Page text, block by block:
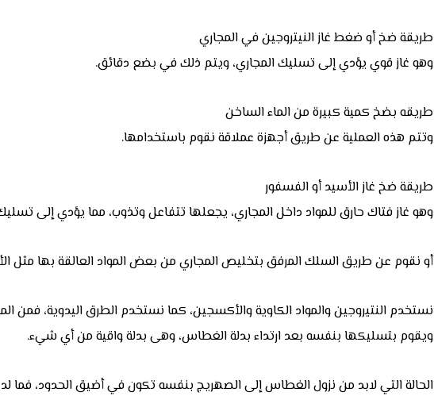
طريقة ضخ أو ضغط غاز النيتروجين في المجاري
وهو غاز قوي يؤدي إلى تسليك المجاري، ويتم ذلك في بضع دقائق.
طريقه بضخ كمية كبيرة من الماء الساخن
وتتم هذه العملية عن طريق أجهزة عملاقة نقوم باستخدامها.
طريقة ضخ غاز الأسيد أو الفسفور
وهو غاز فتاك حارق للمواد داخل المجاري، يجعلها تتفاعل وتذوب، مما يؤدي إلى
أو نقوم عن طريق السلك المرفق بتخليص المجاري من بعض المواد العالقة بها مثل
نستخدم النتيروجين والمواد الكاوية والأكسجين، كما نستخدم الطرق اليدوية،
ويقوم بتسليكها بنفسه بعد ارتداء بدلة الغطاس، وهى بدلة واقية من أي شيء.
الحالة التي لابد من نزول الغطاس إلى الصهريج بنفسه تكون في أضيق الحدود، فما